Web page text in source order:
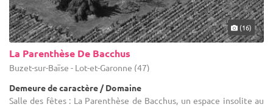
(16)
La Parenthèse De Bacchus
Buzet-sur-Baïse - Lot-et-Garonne (47)
Demeure de caractère / Domaine
Salle des fêtes : La Parenthèse de Bacchus, un espace insolite au